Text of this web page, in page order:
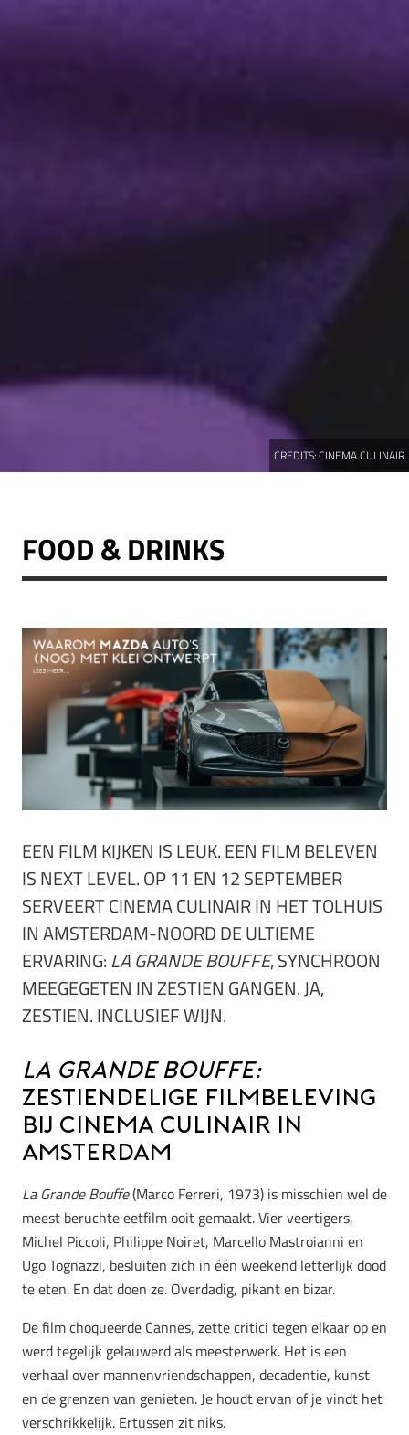
CREDITS:CINEMA CULINAIR
FOOD & DRINKS
EEN FILM KIJKEN IS LEUK. EEN FILM BELEVEN
IS NEXT LEVEL. OP 11 EN 12 SEPTEMBER
SERVEERT CINEMA CULINAIR IN HET TOLHUIS
IN AMSTERDAM-NOORD DE ULTIEME
ERVARING:LA GRANDE BOUFFE, SYNCHROON
MEEGEGETEN IN ZESTIEN GANGEN. JA,
ZESTIEN. INCLUSIEF WIJN.
La Grande Bouffe:
zestiendelige filmbeleving
bij Cinema Culinair in
Amsterdam
La Grande Bouffe(Marco Ferreri, 1973) is misschien wel de
meest beruchte eetfilm ooit gemaakt. Vier veertigers,
Michel Piccoli, Philippe Noiret, Marcello Mastroianni en
Ugo Tognazzi, besluiten zich in één weekend letterlijk dood
te eten. En dat doen ze. Overdadig, pikant en bizar.
De film choqueerde Cannes, zette critici tegen elkaar op en
werd tegelijk gelauwerd als meesterwerk. Het is een
verhaal over mannenvriendschappen, decadentie, kunst
en de grenzen van genieten. Je houdt ervan of je vindt het
verschrikkelijk. Ertussen zit niks.